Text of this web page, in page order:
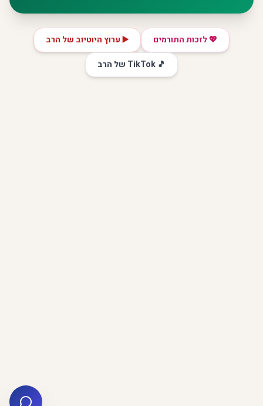
💖 לזכות התורמים
▶️ ערוץ היוטיוב של הרב
🎵 TikTok של הרב